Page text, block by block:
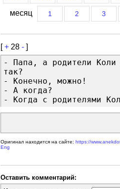
месяц 1 2 3
[+ 28 - ]
- Папа, а родители Коли
так?
- Конечно, можно!
- А когда?
- Когда с родителями
Оригинал находится на сайте: https://
Eng
Оставить комментарий: